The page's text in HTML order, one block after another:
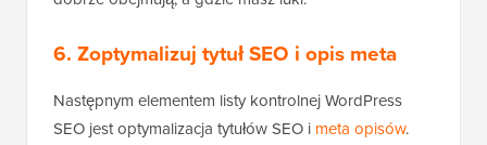
6. Zoptymalizuj tytuł SEO i opis meta
Następnym elementem listy kontrolnej WordPress
SEO jest optymalizacja tytułów SEO i meta opisów.